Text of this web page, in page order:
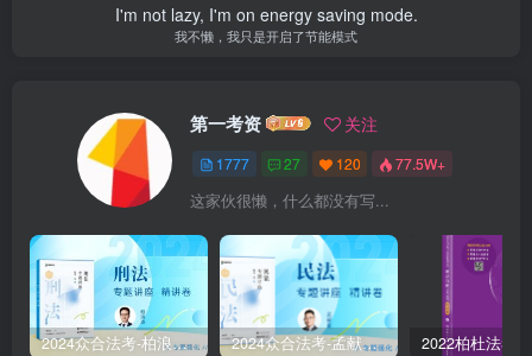
I'm not lazy, I'm on energy saving mode.
我不懒，我只是开启了节能模式
第一考资 关注
1777 27 120 77.5W+
这家伙很懒，什么都没有写...
2024众合法考-柏浪涛刑法-精讲卷pdf电子版（附视频1-76全） 2024众合法考-孟献贵民法-精讲卷.pdf